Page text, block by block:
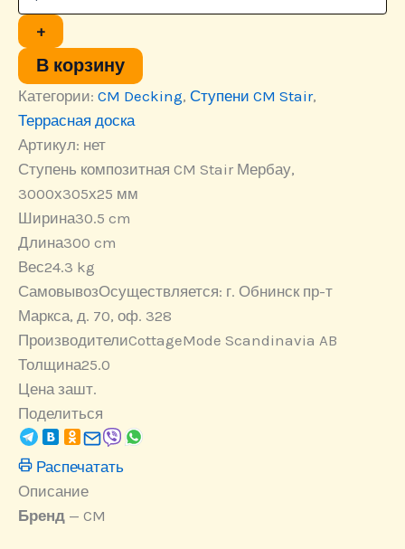
CM
Stair
Мербау,
3000х305х25
мм
+
В корзину
Категории: CM Decking, Ступени CM Stair,
Террасная доска
Артикул: нет
Ступень композитная CM Stair Мербау,
3000х305х25 мм
Ширина30.5 cm
Длина300 cm
Вес24.3 kg
СамовывозОсуществляется: г. Обнинск пр-т
Маркса, д. 70, оф. 328
ПроизводителиCottageMode Scandinavia AB
Толщина25.0
Цена зашт.
Поделиться
Распечатать
Описание
Бренд — CM